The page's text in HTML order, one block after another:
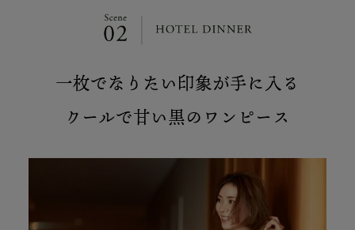
一枚でなりたい印象が手に入る
クールで甘い黒のワンピース